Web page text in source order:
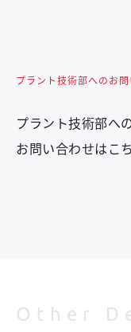
プラント技術部へのお
プラント技術部へ
お問い合わせはこ
Other